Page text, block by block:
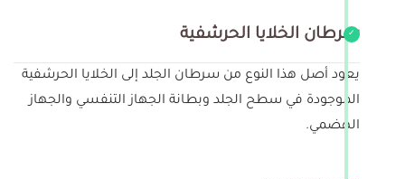
سرطان الخلايا الحرشفية
يعود أصل هذا النوع من سرطان الجلد إلى الخلايا الحرشفية
الموجودة في سطح الجلد وبطانة الجهاز التنفسي والجهاز
الهضمي.